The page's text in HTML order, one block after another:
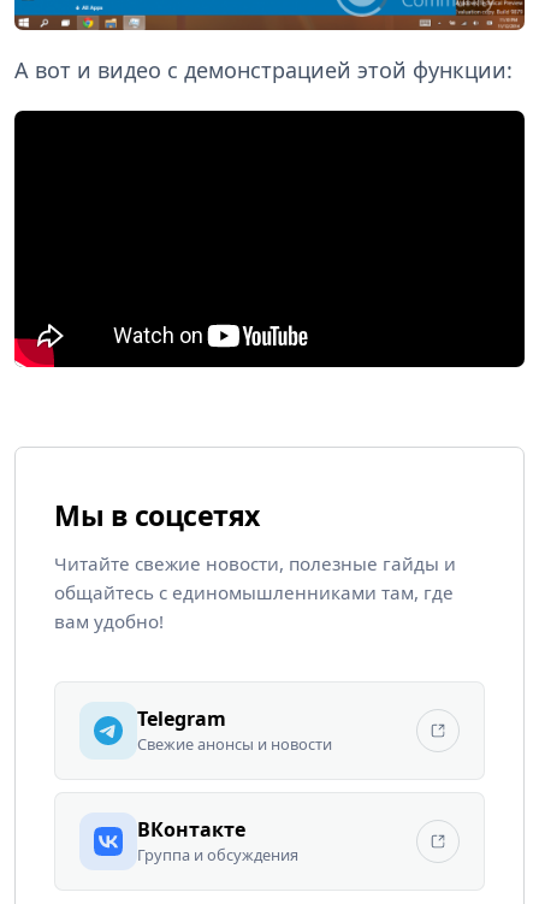
А вот и видео с демонстрацией этой функции:
Мы в соцсетях
Читайте свежие новости, полезные гайды и
общайтесь с единомышленниками там, где
вам удобно!
Telegram
Свежие анонсы и новости
ВКонтакте
Группа и обсуждения